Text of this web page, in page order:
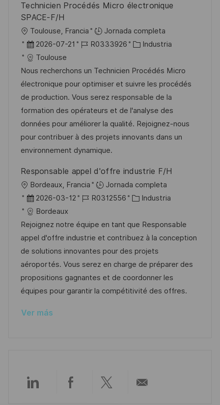
l
c
a
i
ó
n
Technicien Procédés Micro électronique
SPACE-F/H
U
b
c
a
c
i
ó
n
Toulouse, Francia
Jornada completa
F
e
c
h
a
d
e
p
u
l
i
c
a
c
i
ó
n
2026-07-21
I
d
e
e
m
p
l
e
R0333926
C
t
e
g
o
r
í
Industria
Toulouse
Nous recherchons un Technicien Procédés Micro
électronique pour optimiser et suivre les procédés
de production. Vous serez responsable de la
formation des opérateurs et de l'analyse des
données pour améliorer la qualité. Rejoignez-nous
pour contribuer à des projets innovants dans un
environnement dynamique.
Responsable appel d'offre industrie F/H
U
b
c
a
c
i
ó
n
Bordeaux, Francia
Jornada completa
F
e
c
h
a
d
e
p
b
c
2026-03-12
I
d
e
e
m
p
l
R0312556
C
t
e
g
o
r
í
Industria
Bordeaux
Rejoignez notre équipe en tant que Responsable
appel d'offre industrie et contribuez à la conception
de solutions innovantes pour des projets
aéroportés. Vous serez en charge de préparer des
propositions gagnantes et de coordonner les
équipes pour garantir la compétitivité des offres.
Ver más
CompartirCompartirCompartir